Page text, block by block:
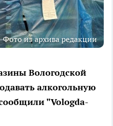
Фото из архива редакции
Вологодской
алкогольную
"Vologda-